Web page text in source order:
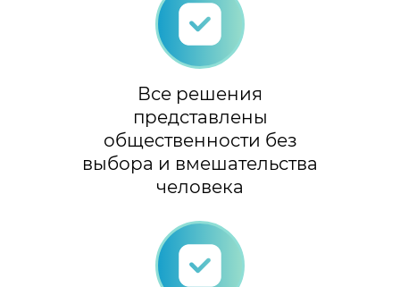
Все решения
представлены
общественности без
выбора и вмешательства
человека